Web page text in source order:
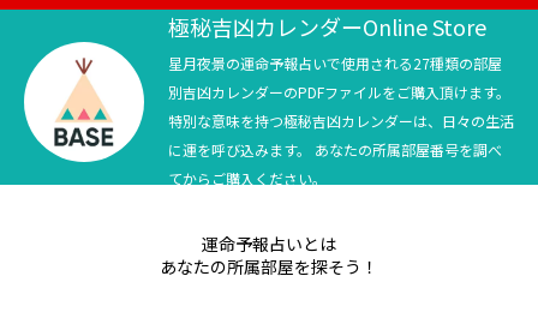
テニス四大大会・五輪
テニス四大大会・五輪
極秘吉凶カレンダーOnline Store
星月夜景の運命予報占いで使用される27種類の部屋
別吉凶カレンダーのPDFファイルをご購入頂けます。
特別な意味を持つ極秘吉凶カレンダーは、日々の生活
に運を呼び込みます。 あなたの所属部屋番号を調べ
てからご購入ください。
運命予報占いとは
あなたの所属部屋を探そう！